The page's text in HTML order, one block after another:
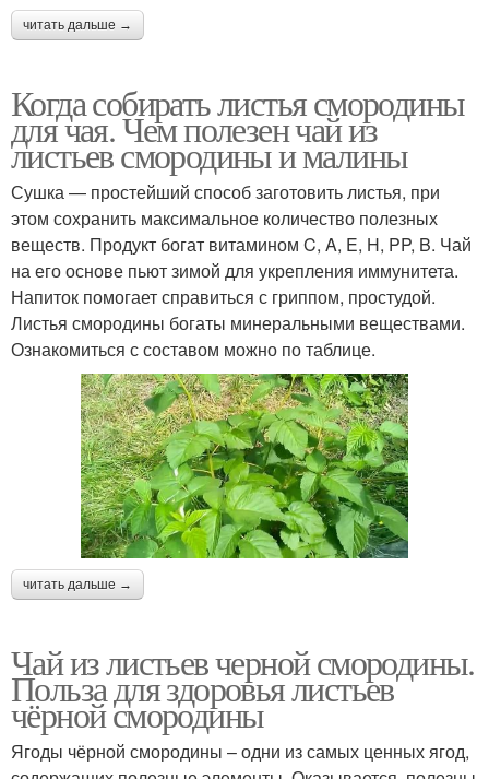
читать дальше →
Когда собирать листья смородины
для чая. Чем полезен чай из
листьев смородины и малины
Сушка — простейший способ заготовить листья, при
этом сохранить максимальное количество полезных
веществ. Продукт богат витамином C, A, E, H, PP, B. Чай
на его основе пьют зимой для укрепления иммунитета.
Напиток помогает справиться с гриппом, простудой.
Листья смородины богаты минеральными веществами.
Ознакомиться с составом можно по таблице.
читать дальше →
Чай из листьев черной смородины.
Польза для здоровья листьев
чёрной смородины
Ягоды чёрной смородины – одни из самых ценных ягод,